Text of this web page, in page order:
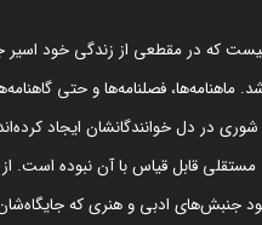
که در مقطعی از زندگی خود اسیر
ماهنامه‌ها، فصلنامه‌ها و حتی
در دل خوانندگانشان ایجاد
مستقلی قابل قیاس با آن نبوده است.
جنبش‌های ادبی و هنری که جایگاه‌شان